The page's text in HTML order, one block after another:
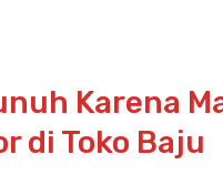
Karena
di Toko Baju